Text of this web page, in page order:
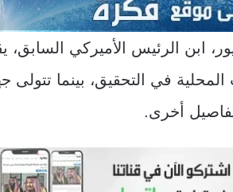
ابن الرئيس الأميركي السابق،
في التحقيق، بينما تتولى
أخرى.